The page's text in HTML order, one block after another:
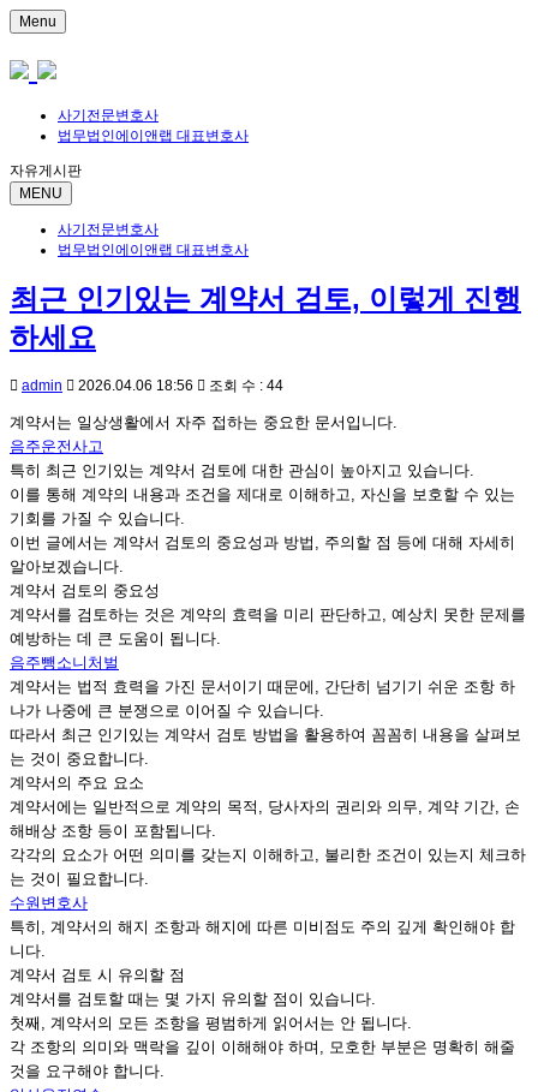
Menu
사기전문변호사
법무법인에이앤랩 대표변호사
자유게시판
MENU
사기전문변호사
법무법인에이앤랩 대표변호사
최근 인기있는 계약서 검토, 이렇게 진행
하세요
admin 2026.04.06 18:56 조회 수 : 44
계약서는 일상생활에서 자주 접하는 중요한 문서입니다.
음주운전사고
특히 최근 인기있는 계약서 검토에 대한 관심이 높아지고 있습니다.
이를 통해 계약의 내용과 조건을 제대로 이해하고, 자신을 보호할 수 있는
기회를 가질 수 있습니다.
이번 글에서는 계약서 검토의 중요성과 방법, 주의할 점 등에 대해 자세히
알아보겠습니다.
계약서 검토의 중요성
계약서를 검토하는 것은 계약의 효력을 미리 판단하고, 예상치 못한 문제를
예방하는 데 큰 도움이 됩니다.
음주뺑소니처벌
계약서는 법적 효력을 가진 문서이기 때문에, 간단히 넘기기 쉬운 조항 하
나가 나중에 큰 분쟁으로 이어질 수 있습니다.
따라서 최근 인기있는 계약서 검토 방법을 활용하여 꼼꼼히 내용을 살펴보
는 것이 중요합니다.
계약서의 주요 요소
계약서에는 일반적으로 계약의 목적, 당사자의 권리와 의무, 계약 기간, 손
해배상 조항 등이 포함됩니다.
각각의 요소가 어떤 의미를 갖는지 이해하고, 불리한 조건이 있는지 체크하
는 것이 필요합니다.
수원변호사
특히, 계약서의 해지 조항과 해지에 따른 미비점도 주의 깊게 확인해야 합
니다.
계약서 검토 시 유의할 점
계약서를 검토할 때는 몇 가지 유의할 점이 있습니다.
첫째, 계약서의 모든 조항을 평범하게 읽어서는 안 됩니다.
각 조항의 의미와 맥락을 깊이 이해해야 하며, 모호한 부분은 명확히 해줄
것을 요구해야 합니다.